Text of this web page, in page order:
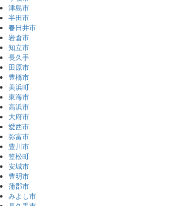
津島市
半田市
春日井市
岩倉市
知立市
長久手
田原市
豊橋市
美浜町
東海市
高浜市
大府市
愛西市
弥富市
豊川市
笠松町
安城市
豊明市
蒲郡市
みよし市